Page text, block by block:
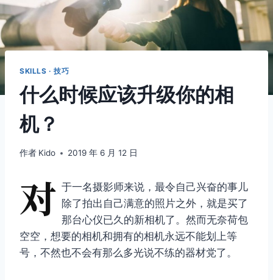
SKILLS · 技巧
什么时候应该升级你的相
机？
作者 Kido 2019 年 6 月 12 日
对 于一名摄影师来说，最令自己兴奋的事儿
除了拍出自己满意的照片之外，就是买了
那台心仪已久的新相机了。然而无奈荷包
空空，想要的相机和拥有的相机永远不能划上等
号，不然也不会有那么多光说不练的器材党了。